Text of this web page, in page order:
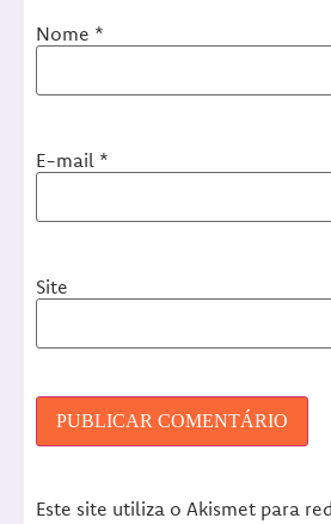
Nome *
E-mail *
Site
Este site utiliza o Akismet para